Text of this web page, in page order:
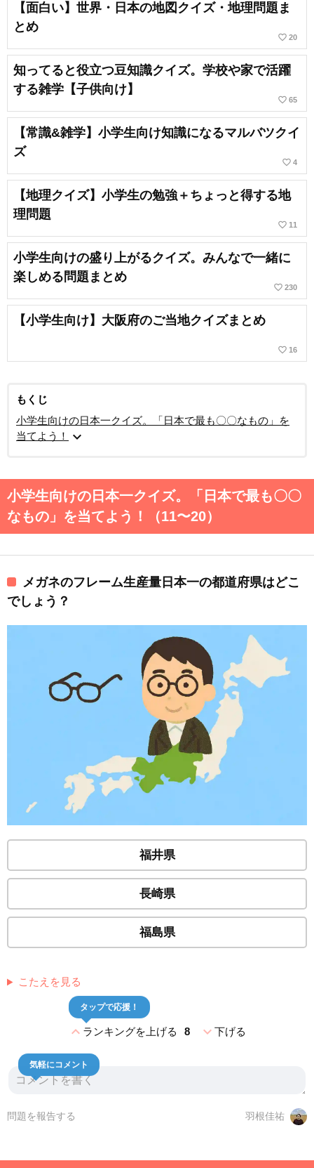
【面白い】世界・日本の地図クイズ・地理問題ま
とめ
favorite_border 20
知ってると役立つ豆知識クイズ。学校や家で活躍
する雑学【子供向け】
favorite_border 65
【常識&雑学】小学生向け知識になるマルバツクイ
ズ
favorite_border 4
【地理クイズ】小学生の勉強＋ちょっと得する地
理問題
favorite_border 11
小学生向けの盛り上がるクイズ。みんなで一緒に
楽しめる問題まとめ
favorite_border 230
【小学生向け】大阪府のご当地クイズまとめ
favorite_border 16
もくじ
小学生向けの日本一クイズ。「日本で最も〇〇なもの」を
当てよう！
expand_more
小学生向けの日本一クイズ。「日本で最も〇〇
なもの」を当てよう！（11〜20）
メガネのフレーム生産量日本一の都道府県はどこ
でしょう？
福井県
長崎県
福島県
こたえを見る
expand_lessランキングを上げる 8
タップで応援！
expand_more下げる
気軽にコメント
羽根佳祐
問題を報告する